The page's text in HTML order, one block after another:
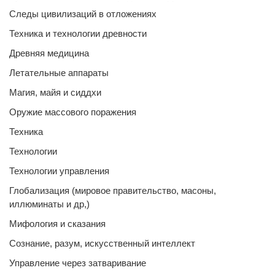
Следы цивилизаций в отложениях
Техника и технологии древности
Древняя медицина
Летательные аппараты
Магия, майя и сиддхи
Оружие массового поражения
Техника
Технологии
Технологии управления
Глобализация (мировое правительство, масоны,
иллюминаты и др,)
Мифология и сказания
Сознание, разум, искусственный интеллект
Управление через затваривание